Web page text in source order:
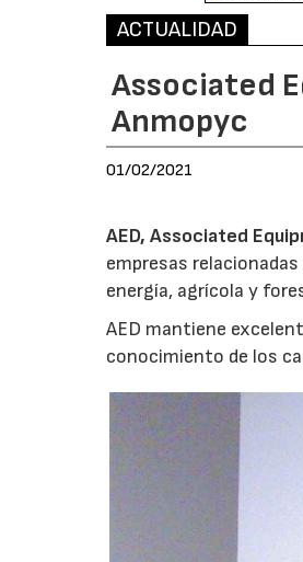
ACTUALIDAD
Associated
Anmopyc
01/02/2021
AED, Associated
empresas
energía, agrícola y
AED mantiene
conocimiento de los